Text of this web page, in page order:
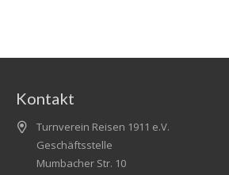
Kontakt
Turnverein Reisen 1911 e.V.
Geschäftsstelle
Mumbacher Str. 10